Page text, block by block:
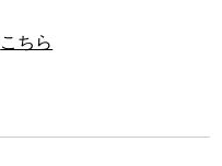
こちら